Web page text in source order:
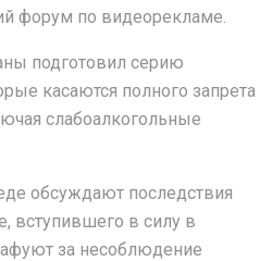
форум по видеорекламе.
подготовил серию
касаются полного запрета
слабоалкогольные
обсуждают последствия
вступившего в силу в
за несоблюдение